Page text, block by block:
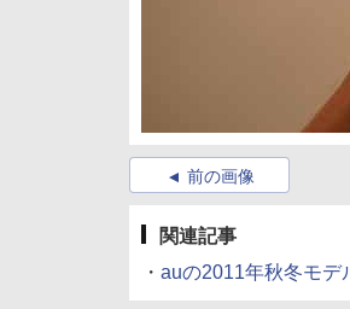
前の画像
関連記事
・ auの2011年秋冬モデ